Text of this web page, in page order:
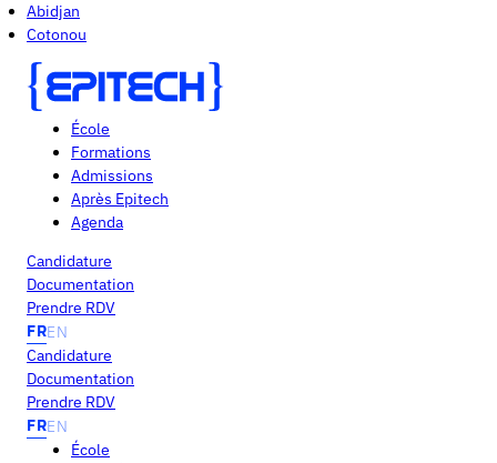
Abidjan
Cotonou
École
Formations
Admissions
Après Epitech
Agenda
Candidature
Documentation
Prendre RDV
FREN
Candidature
Documentation
Prendre RDV
FREN
École